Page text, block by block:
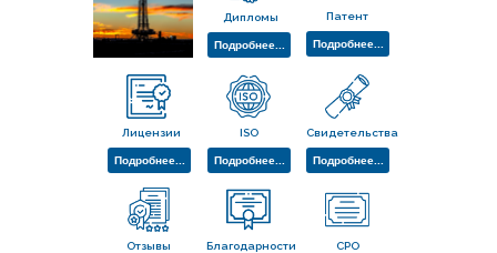
Дипломы
Подробнее...
Патент
Подробнее...
Лицензии
Подробнее...
ISO
Подробнее...
Свидетельства
Подробнее...
Отзывы Благодарности СРО